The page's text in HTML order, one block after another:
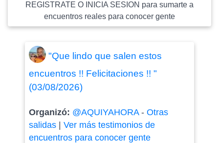
REGISTRATE O INICIA SESION para sumarte a
encuentros reales para conocer gente
"Que lindo que salen estos
encuentros !! Felicitaciones !! "
(03/08/2026)
Organizó: @AQUIYAHORA- Otras
salidas| Ver más testimonios de
encuentros para conocer gente